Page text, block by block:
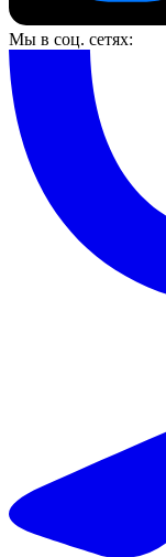
Мы в соц. сетях: